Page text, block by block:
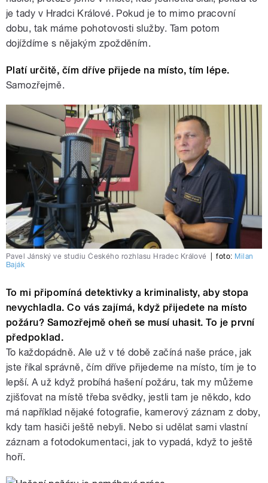
je tady v Hradci Králové. Pokud je to mimo pracovní
dobu, tak máme pohotovosti služby. Tam potom
dojíždíme s nějakým zpožděním.
Platí určitě, čím dříve přijede na místo, tím lépe.
Samozřejmě.
Pavel Jánský ve studiu Českého rozhlasu Hradec Králové foto: Milan
Baják
To mi připomíná detektivky a kriminalisty, aby stopa
nevychladla. Co vás zajímá, když přijedete na místo
požáru? Samozřejmě oheň se musí uhasit. To je první
předpoklad.
To každopádně. Ale už v té době začíná naše práce, jak
jste říkal správně, čím dříve přijedeme na místo, tím je to
lepší. A už když probíhá hašení požáru, tak my můžeme
zjišťovat na místě třeba svědky, jestli tam je někdo, kdo
má například nějaké fotografie, kamerový záznam z doby,
kdy tam hasiči ještě nebyli. Nebo si udělat sami vlastní
záznam a fotodokumentaci, jak to vypadá, když to ještě
hoří.